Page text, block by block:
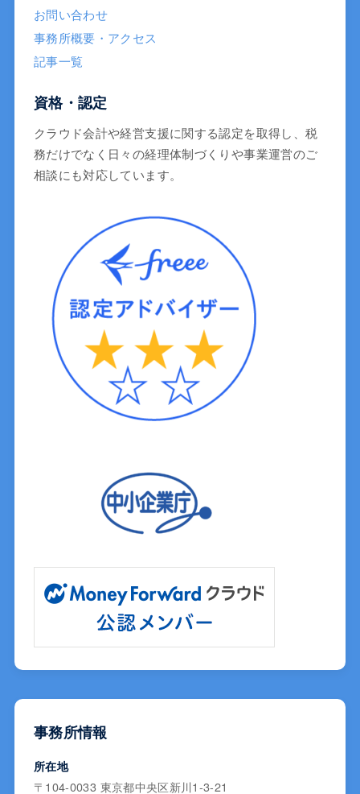
お問い合わせ
事務所概要・アクセス
記事一覧
資格・認定
クラウド会計や経営支援に関する認定を取得し、税
務だけでなく日々の経理体制づくりや事業運営のご
相談にも対応しています。
事務所情報
所在地
〒104-0033 東京都中央区新川1-3-21